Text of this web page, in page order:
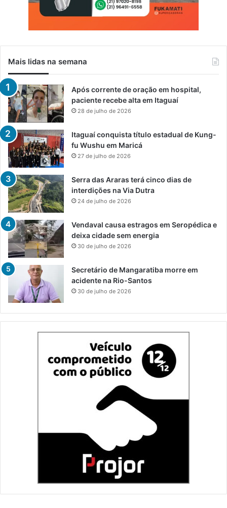
Mais lidas na semana
Após corrente de oração em hospital,
paciente recebe alta em Itaguaí
28 de julho de 2026
Itaguaí conquista título estadual de Kung-
fu Wushu em Maricá
27 de julho de 2026
Serra das Araras terá cinco dias de
interdições na Via Dutra
24 de julho de 2026
Vendaval causa estragos em Seropédica e
deixa cidade sem energia
30 de julho de 2026
Secretário de Mangaratiba morre em
acidente na Rio-Santos
30 de julho de 2026